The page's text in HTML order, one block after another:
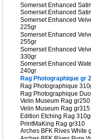
Somerset Enhanced
Somerset Enhanced
Somerset Enhanced
225gr
Somerset Enhanced
255gr
Somerset Enhanced
330gr
Somerset Enhanced
240gr
Rag Photographique gr
Rag Photographique
Rag Photographique
Velin Museum Rag gr250
Velin Museum Rag gr315
Edition Etching Rag
PrintMaKing Rag gr310
Arches BFK Rives White